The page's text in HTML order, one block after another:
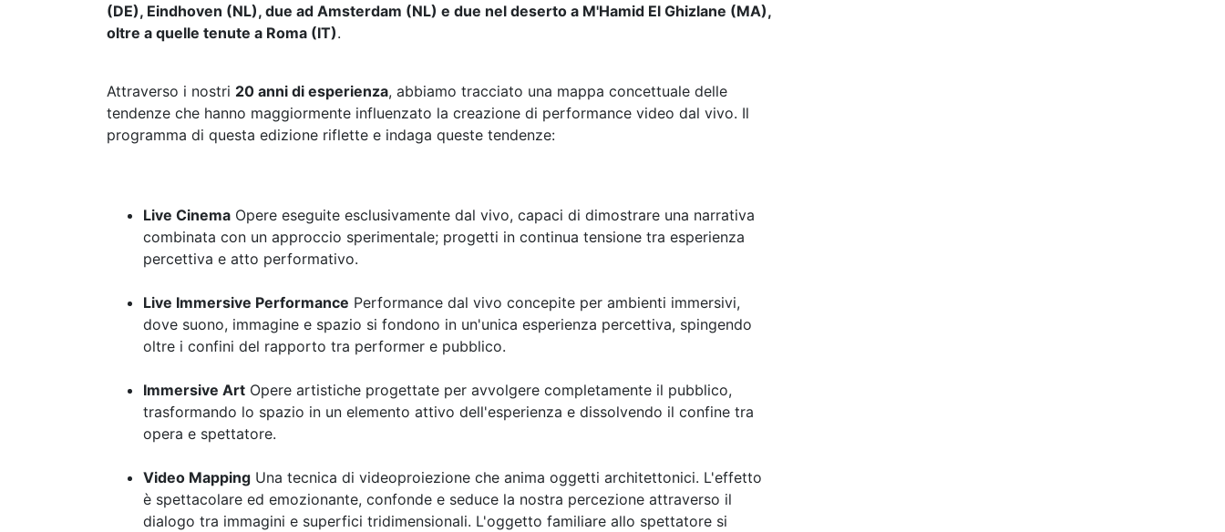
(DE), Eindhoven (NL), due ad Amsterdam (NL) e due nel deserto a M'Hamid El Ghizlane (MA),
oltre a quelle tenute a Roma (IT).
Attraverso i nostri 20 anni di esperienza, abbiamo tracciato una mappa concettuale delle
tendenze che hanno maggiormente influenzato la creazione di performance video dal vivo. Il
programma di questa edizione riflette e indaga queste tendenze:
Live Cinema Opere eseguite esclusivamente dal vivo, capaci di dimostrare una narrativa
combinata con un approccio sperimentale; progetti in continua tensione tra esperienza
percettiva e atto performativo.
Live Immersive Performance Performance dal vivo concepite per ambienti immersivi,
dove suono, immagine e spazio si fondono in un'unica esperienza percettiva, spingendo
oltre i confini del rapporto tra performer e pubblico.
Immersive Art Opere artistiche progettate per avvolgere completamente il pubblico,
trasformando lo spazio in un elemento attivo dell'esperienza e dissolvendo il confine tra
opera e spettatore.
Video Mapping Una tecnica di videoproiezione che anima oggetti architettonici. L'effetto
è spettacolare ed emozionante, confonde e seduce la nostra percezione attraverso il
dialogo tra immagini e superfici tridimensionali. L'oggetto familiare allo spettatore si